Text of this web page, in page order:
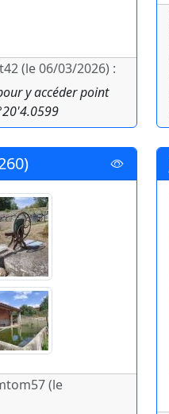
(le 06/03/2026) :
y accéder point
(le